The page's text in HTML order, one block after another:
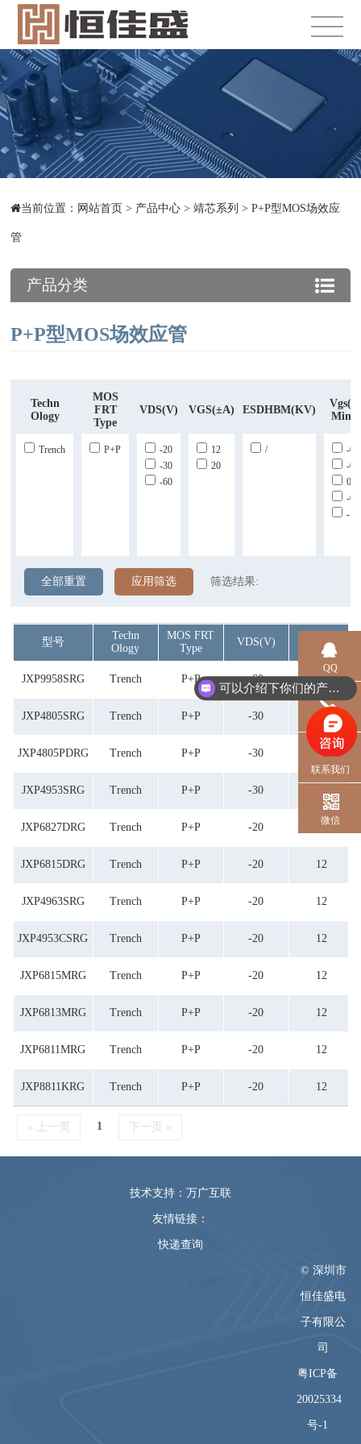
当前位置： 网站首页 > 产品中心 >靖芯系列 >P+P型MOS场效应
管
产品分类
P+P型MOS场效应管
Techn
Ology
MOS
FRT
Type
VDS(V) VGS(±A) ESDHBM(KV)
Trench P+P
-20
-30
-60
12
20
/
-
-
0.5
-
-1
全部重置 应用筛选 筛选结果:
型号
Techn
Ology
MOS FRT
Type
VDS(V) VGS(±A)
JXP9958SRG Trench P+P -60 20
JXP4805SRG Trench P+P -30 20
JXP4805PDRG Trench P+P -30 20
JXP4953SRG Trench P+P -30
JXP6827DRG Trench P+P -20 12
JXP6815DRG Trench P+P -20 12
JXP4963SRG Trench P+P -20 12
JXP4953CSRG Trench P+P -20 12
JXP6815MRG Trench P+P -20 12
JXP6813MRG Trench P+P -20 12
JXP6811MRG Trench P+P -20 12
JXP8811KRG Trench P+P -20 12
« 上一页 1 下一页 »
技术支持：万广互联
友情链接：
快递查询
© 深圳市
恒佳盛电
子有限公
司
粤ICP备
20025334
号-1
QQ
电话
联系我们
微信
可以介绍下你们的产品么？